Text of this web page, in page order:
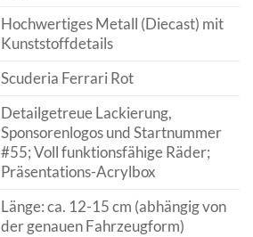
Hochwertiges Metall (Diecast) mit
Kunststoffdetails
Scuderia Ferrari Rot
Detailgetreue Lackierung,
Sponsorenlogos und Startnummer
#55; Voll funktionsfähige Räder;
Präsentations-Acrylbox
Länge: ca. 12-15 cm (abhängig von
der genauen Fahrzeugform)